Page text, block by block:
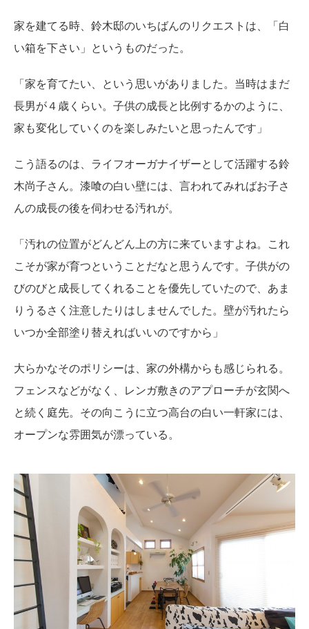
家を建てる時、鈴木邸のいちばんのリクエストは、「白
い箱を下さい」というものだった。
「家を育てたい、という思いがありました。当時はまだ
長男が４歳くらい。子供の成長と比例するかのように、
家も変化していくのを楽しみたいと思ったんです」
こう語るのは、ライフオーガナイザーとして活躍する鈴
木尚子さん。漆喰の白い壁には、言われてみればお子さ
んの成長の後を伺わせる汚れが。
「汚れの位置がどんどん上の方に来ていますよね。これ
こそが家が育つということだなと思うんです。子供がの
びのびと成長してくれることを優先していたので、あま
りうるさく注意したりはしませんでした。壁が汚れたら
いつか全部塗り替えればいいのですから」
大らかなそのポリシーは、家の外構からも感じられる。
フェンスなどがなく、レンガ敷きのアプローチが玄関へ
と続く庭先。その向こうに立つ高台の白い一軒家には、
オープンな雰囲気が漂っている。